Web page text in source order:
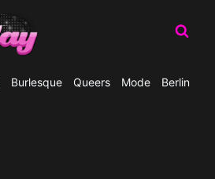
Burlesque Queers Mode Berlin